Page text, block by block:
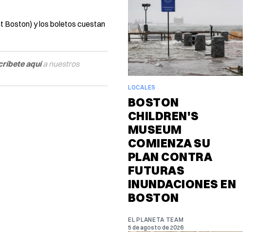
Boston) y los boletos cuestan
aquía nuestros
LOCALES
BOSTON
CHILDREN'S
MUSEUM
COMIENZA SU
PLAN CONTRA
FUTURAS
INUNDACIONES EN
BOSTON
EL PLANETA TEAM
5 de agosto de 2026